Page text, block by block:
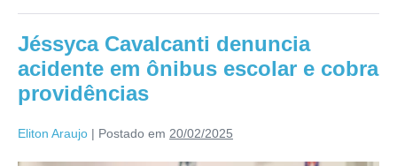
Jéssyca Cavalcanti denuncia
acidente em ônibus escolar e cobra
providências
Eliton Araujo | Postado em 20/02/2025